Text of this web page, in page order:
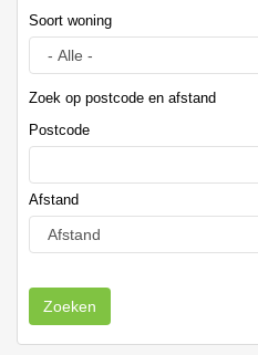
Soort woning
Zoek op postcode en afstand
Postcode
Afstand
Zoeken